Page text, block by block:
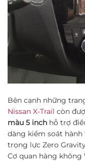
Bên cạnh những
Nissan X-Trail còn
màu 5 inch hỗ trợ
dàng kiểm soát
trọng lực Zero
Cơ quan hàng không